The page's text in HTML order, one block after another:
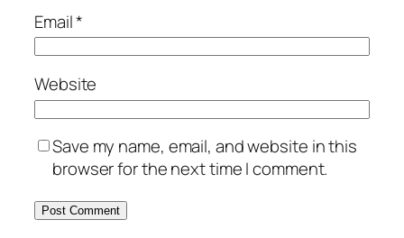
Email*
Website
Save my name, email, and website in this
browser for the next time I comment.